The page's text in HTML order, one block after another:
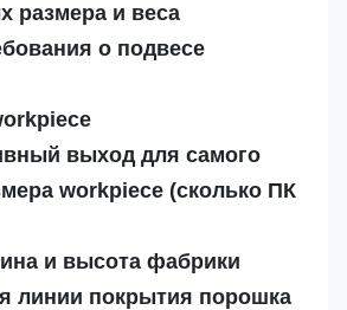
размера и веса
о подвесе
выход для самого
workpiece (сколько ПК
и высота фабрики
линии покрытия порошка